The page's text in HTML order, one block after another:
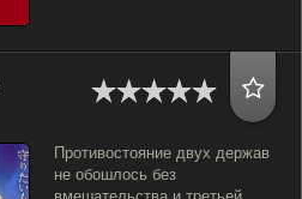
Противостояние двух держав
не обошлось без